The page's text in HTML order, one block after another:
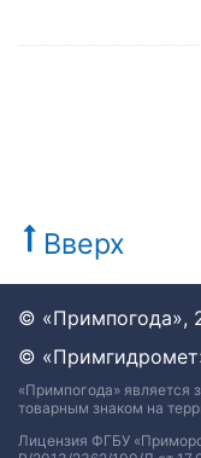
Вверх
© «Примпогода»,
©
«Примпогода» является
товарным знаком на
Лицензия ФГБУ